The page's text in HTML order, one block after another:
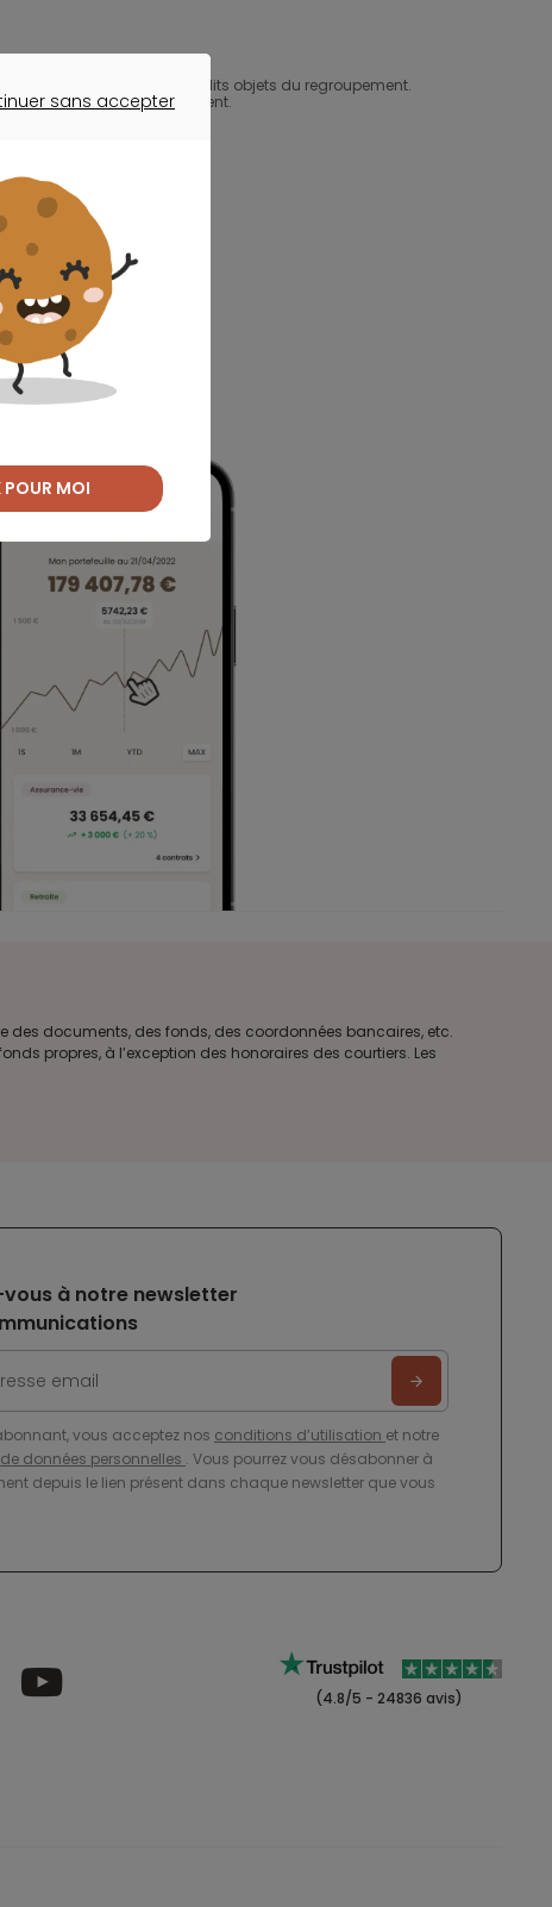
d'un ou de plusieurs crédits objets du regroupement.
ou plusieurs prêts d'argent.
documents, des fonds, des coordonnées bancaires, etc.
propres, à l’exception des honoraires des courtiers. Les
à notre newsletter
vous acceptez nos conditions d’utilisation et notre
données personnelles . Vous pourrez vous désabonner à
depuis le lien présent dans chaque newsletter que vous
(4.8/5 - 24836 avis)
sans accepter
POUR MOI